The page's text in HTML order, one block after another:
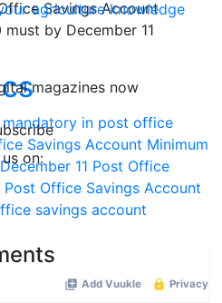
agriculture knowledge
magazines now
on:
Savings Account
by December 11
in post office
Savings Account Minimum
11 Post Office
Post Office Savings Account
savings account